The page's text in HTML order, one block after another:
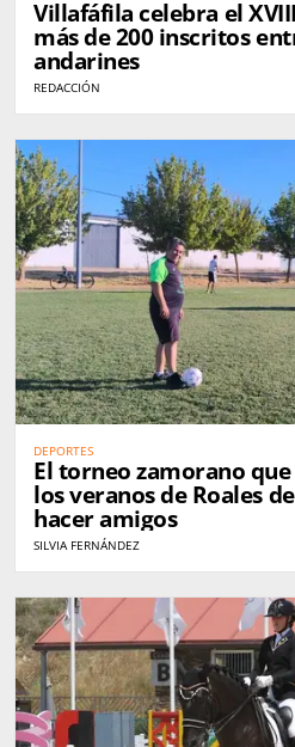
Villafáfila celebra el
más de 200 inscritos
andarines
REDACCIÓN
DEPORTES
El torneo zamorano
los veranos de Roales
hacer amigos
SILVIA FERNÁNDEZ